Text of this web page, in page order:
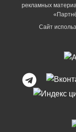
рекламных
Сайт